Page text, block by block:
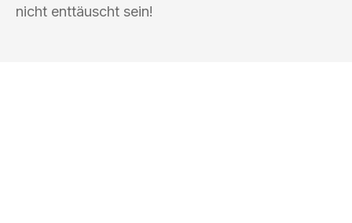
nicht enttäuscht sein!